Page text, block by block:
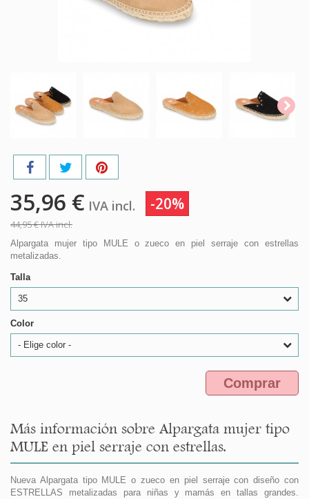
35,96 € IVA incl. -20%
44,95 €IVA incl.
Alpargata mujer tipo MULE o zueco en piel serraje con estrellas
metalizadas.
Talla
35
Color
- Elige color -
Comprar
Más información sobre Alpargata mujer tipo
MULE en piel serraje con estrellas.
Nueva Alpargata tipo MULE o zueco en piel serraje con diseño con
ESTRELLAS metalizadas para niñas y mamás en tallas grandes.